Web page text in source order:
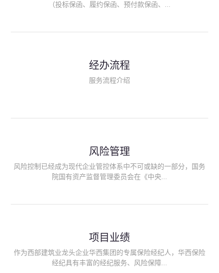
（投标保函、履约保函、预付款保函、...
险、政府公共安全责任保险/自然灾害公众责任保险、精神病监护
人责任险、首台套/首版次保险、科技保险等）；（三）传统财产
险产品；（六）保险招投标业务。随着业务的开展，华西经纪会
供专业、优质的保险经纪服务。
经办流程
服务流程介绍
风险管理
风险控制已经成为现代企业管控体系中不可或缺的一部分，国务
院国有资产监督管理委员会在《中央...
能够为客户降低风险管理成本，提高经营效率；能够为企业提供
从风险评估、风险分析、风险防范、风险转移到灾后防损、索赔
等全方位、全过程、专家式的服务，拓展和深化由保险公司提供
项目业绩
作为西部建筑业龙头企业华西集团的专属保险经纪人，华西保险
经纪具有丰富的经纪服务、风险保障...